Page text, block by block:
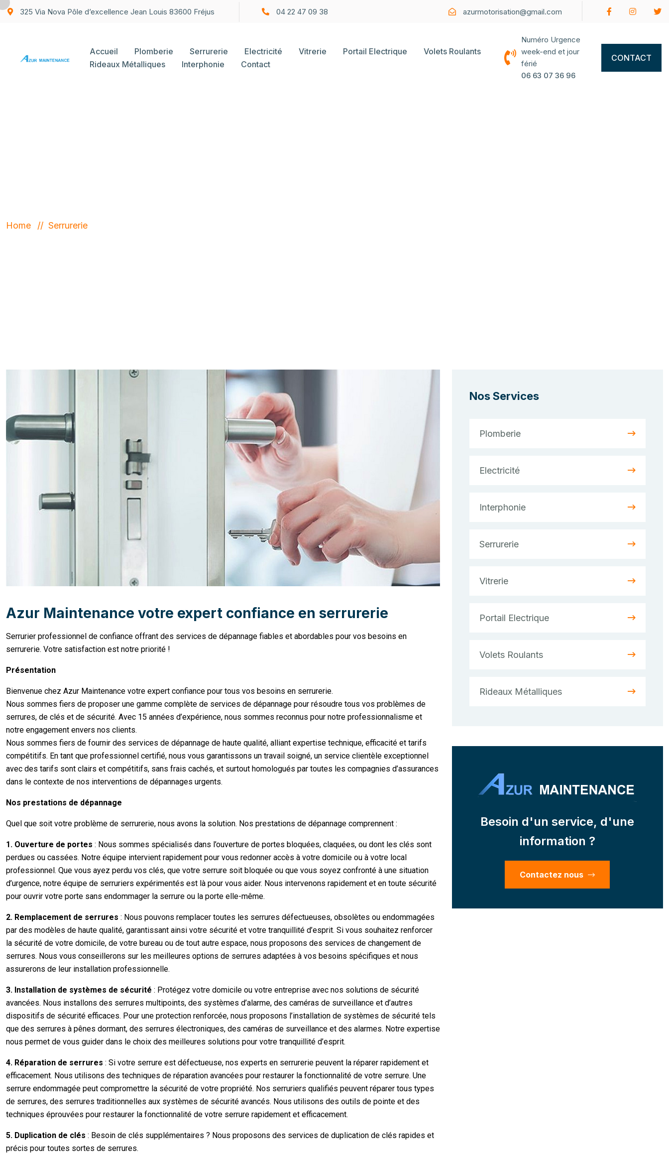
325 Via Nova Pôle d’excellence Jean Louis 83600 Fréjus 04 22 47 09 38 azurmotorisation@gmail.com
Accueil Plomberie Serrurerie Electricité Vitrerie Portail Electrique
Volets Roulants
Rideaux Métalliques
Interphonie Contact
Numéro Urgence
week-end et jour
férié
06 63 07 36 96
CONTACT
Home Serrurerie
Azur Maintenance votre expert confiance en serrurerie
Serrurier professionnel de confiance offrant des services de dépannage fiables et abordables pour vos besoins en
serrurerie. Votre satisfaction est notre priorité !
Présentation
Bienvenue chez Azur Maintenance votre expert confiance pour tous vos besoins en serrurerie.
Nous sommes fiers de proposer une gamme complète de services de dépannage pour résoudre tous vos problèmes de
serrures, de clés et de sécurité. Avec 15 années d’expérience, nous sommes reconnus pour notre professionnalisme et
notre engagement envers nos clients.
Nous sommes fiers de fournir des services de dépannage de haute qualité, alliant expertise technique, efficacité et tarifs
compétitifs. En tant que professionnel certifié, nous vous garantissons un travail soigné, un service clientèle exceptionnel
avec des tarifs sont clairs et compétitifs, sans frais cachés, et surtout homologués par toutes les compagnies d’assurances
dans le contexte de nos interventions de dépannages urgents.
Nos prestations de dépannage
Quel que soit votre problème de serrurerie, nous avons la solution. Nos prestations de dépannage comprennent :
1. Ouverture de portes : Nous sommes spécialisés dans l’ouverture de portes bloquées, claquées, ou dont les clés sont
perdues ou cassées. Notre équipe intervient rapidement pour vous redonner accès à votre domicile ou à votre local
professionnel. Que vous ayez perdu vos clés, que votre serrure soit bloquée ou que vous soyez confronté à une situation
d’urgence, notre équipe de serruriers expérimentés est là pour vous aider. Nous intervenons rapidement et en toute sécurité
pour ouvrir votre porte sans endommager la serrure ou la porte elle-même.
2. Remplacement de serrures : Nous pouvons remplacer toutes les serrures défectueuses, obsolètes ou endommagées
par des modèles de haute qualité, garantissant ainsi votre sécurité et votre tranquillité d’esprit. Si vous souhaitez renforcer
la sécurité de votre domicile, de votre bureau ou de tout autre espace, nous proposons des services de changement de
serrures. Nous vous conseillerons sur les meilleures options de serrures adaptées à vos besoins spécifiques et nous
assurerons de leur installation professionnelle.
3. Installation de systèmes de sécurité : Protégez votre domicile ou votre entreprise avec nos solutions de sécurité
avancées. Nous installons des serrures multipoints, des systèmes d’alarme, des caméras de surveillance et d’autres
dispositifs de sécurité efficaces. Pour une protection renforcée, nous proposons l’installation de systèmes de sécurité tels
que des serrures à pênes dormant, des serrures électroniques, des caméras de surveillance et des alarmes. Notre expertise
nous permet de vous guider dans le choix des meilleures solutions pour votre tranquillité d’esprit.
4. Réparation de serrures : Si votre serrure est défectueuse, nos experts en serrurerie peuvent la réparer rapidement et
efficacement. Nous utilisons des techniques de réparation avancées pour restaurer la fonctionnalité de votre serrure. Une
serrure endommagée peut compromettre la sécurité de votre propriété. Nos serruriers qualifiés peuvent réparer tous types
de serrures, des serrures traditionnelles aux systèmes de sécurité avancés. Nous utilisons des outils de pointe et des
techniques éprouvées pour restaurer la fonctionnalité de votre serrure rapidement et efficacement.
5. Duplication de clés : Besoin de clés supplémentaires ? Nous proposons des services de duplication de clés rapides et
précis pour toutes sortes de serrures.
Nos Services
Plomberie
Electricité
Interphonie
Serrurerie
Vitrerie
Portail Electrique
Volets Roulants
Rideaux Métalliques
Besoin d'un service, d'une
information ?
Contactez nous